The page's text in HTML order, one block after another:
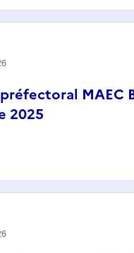
MAEC
2025